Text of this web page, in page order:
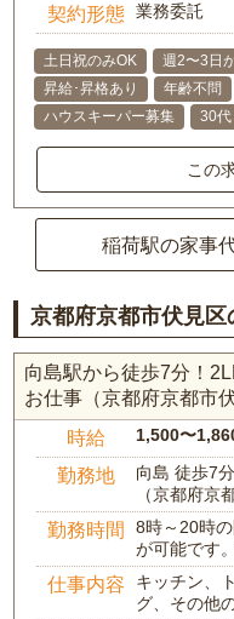
契約形態 業務委託
土日祝のみOK 週2〜3日
昇給･昇格あり
年齢不問
ハウスキーパー募集
30代
この
稲荷駅の家事
京都府京都市伏見
向島駅から徒歩7分！
お仕事（京都府京都市
時給 1,500〜
勤務地
向島 徒歩7分
（京都府京
勤務時間
8時～20時
が可能です
仕事内容
キッチン、
グ、その他